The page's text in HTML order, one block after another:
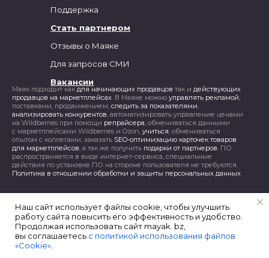
Поддержка
Стать партнером
Отзывы о Маяке
Для запросов СМИ
Вакансии
Маяк подходит как для начинающих продавцов так и действующих
продавцов на маркетплейсах. В Маяке можно управлять рекламой,
поставками, продвижением, следить за показателями,
анализировать конкурентов, автоматизировать управление ценами
на Wildberries при помощи репрайсера, обмениваться данными
с маркетплейсами Wildberries и Ozon, учиться, обмениваться
опытом с коллегами, заказать SEO-оптимизацию карточек товаров
для маркетплейсов, а так же получить подарки от партнеров. ПО
распространяется в виде интернет-сервиса, специальные
действия по установке ПО на стороне пользователя не требуются.
Политика в отношении обработки и защиты персональных данных
Наш сайт использует файлы cookie, чтобы улучшить
работу сайта повысить его эффективность и удобство.
Продолжая использовать сайт mayak. bz,
вы соглашаетесь с политикой использования файлов
«Cookie»